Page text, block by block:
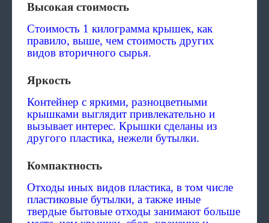
Высокая стоимость
Стоимость 1 килограмма крышек, как
правило, выше, чем стоимость других
видов вторичного сырья.
Яркость
Контейнер с яркими, разноцветными
крышками выглядит привлекательно и
вызывает интерес. Крышки сделаны из
другого пластика, нежели бутылки.
Компактность
Отходы иных видов пластика, в том числе
пластиковые бутылки, а также иные
твердые бытовые отходы занимают больше